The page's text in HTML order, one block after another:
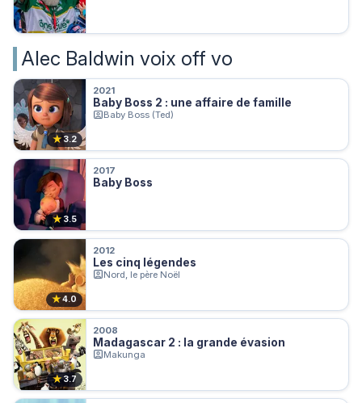
Alec Baldwin voix off vo
★ 3.2
2021
Baby Boss 2 : une affaire de famille
Baby Boss (Ted)
★ 3.5
2017
Baby Boss
★4.0
2012
Les cinq légendes
Nord, le père Noël
★3.7
2008
Madagascar 2 : la grande évasion
Makunga